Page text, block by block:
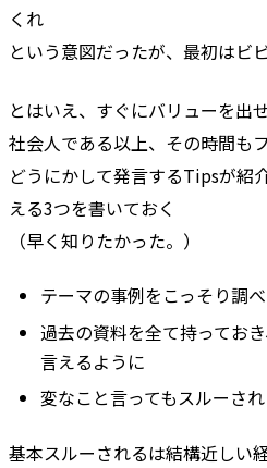
くれ
という意図だったが、最初はビ
とはいえ、すぐにバリューを出
社会人である以上、その時間も
どうにかして発言するTipsが紹
える3つを書いておく
（早く知りたかった。）
テーマの事例をこっそり調
過去の資料を全て持ってお
言えるように
変なこと言ってもスルーさ
基本スルーされるは結構近しい